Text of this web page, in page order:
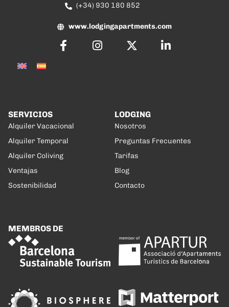
(+34) 930 180 852
www.lodgingapartments.com
SERVICIOS
Alquiler Vacacional
Alquiler Temporal
Alquiler Coliving
Ventajas
Sostenibilidad
LODGING
Nosotros
Preguntas Frecuentes
Tarifas
Blog
Contacto
MEMBROS DE